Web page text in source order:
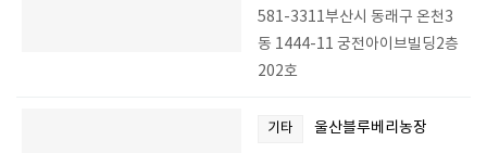
581-3311부산시 동래구 온천3
동 1444-11 궁전아이브빌딩2층
202호
기타 울산블루베리농장